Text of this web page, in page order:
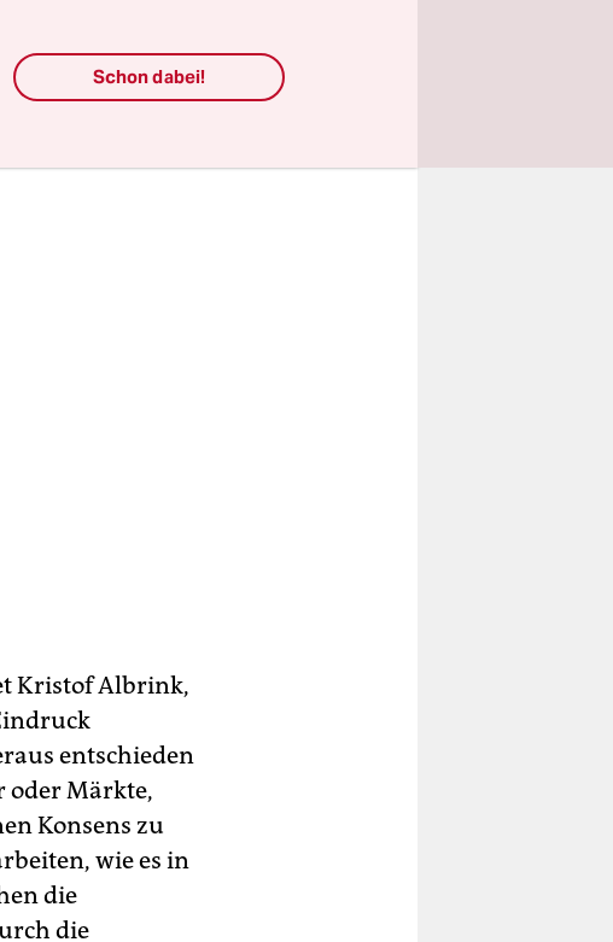
aus
Kristof Albrink,
entschieden
oder Märkte,
Konsens zu
wie es in
die
die
Schon dabei!